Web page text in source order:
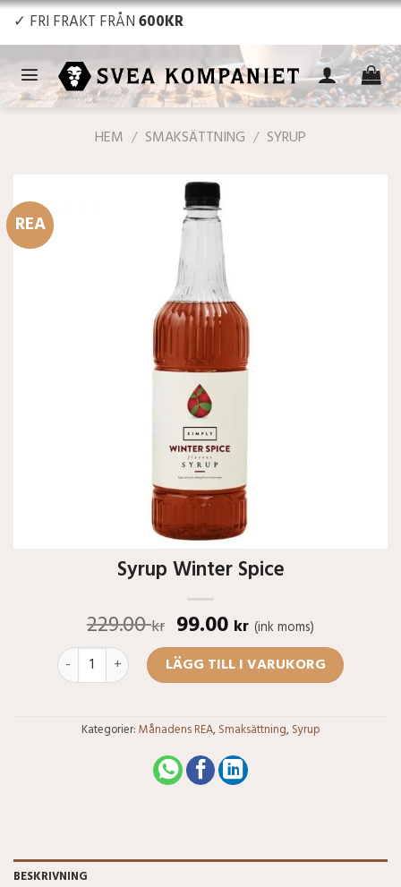
Skip✓ FRI FRAKT FRÅN600KR
HEM / SMAKSÄTTNING / SYRUP
REA
Syrup Winter Spice
229.00kr 99.00 kr (ink moms)
Syrup Winter Spice mängdLÄGG TILL I VARUKORG
Kategorier:Månadens REA,Smaksättning,Syrup
BESKRIVNING